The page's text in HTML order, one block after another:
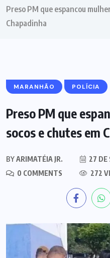
Preso PM que espancou
Chapadinha
MARANHÃO POLÍCIA
Preso PM que
socos e chutes em
BYARIMATÉIA JR.
27 DE
0 COMMENTS
272